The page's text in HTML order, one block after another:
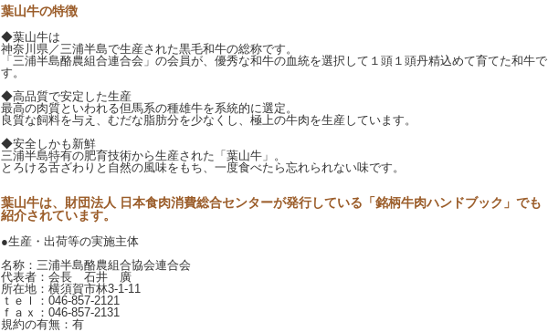
葉山牛の特徴
◆葉山牛は
神奈川県／三浦半島で生産された黒毛和牛の総称です。
「三浦半島酪農組合連合会」の会員が、優秀な和牛の血統を選択して１頭１頭丹精込めて育てた和牛で
す。
◆高品質で安定した生産
最高の肉質といわれる但馬系の種雄牛を系統的に選定。
良質な飼料を与え、むだな脂肪分を少なくし、極上の牛肉を生産しています。
◆安全しかも新鮮
三浦半島特有の肥育技術から生産された「葉山牛」。
とろける舌ざわりと自然の風味をもち、一度食べたら忘れられない味です。
葉山牛は、財団法人 日本食肉消費総合センターが発行している「銘柄牛肉ハンドブック」でも
紹介されています。
●生産・出荷等の実施主体
名称：三浦半島酪農組合協会連合会
代表者：会長 石井 廣
所在地：横須賀市林3-1-11
ｔｅｌ：046-857-2121
ｆａｘ：046-857-2131
規約の有無：有